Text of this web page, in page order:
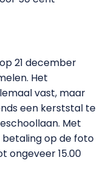
21 december
Het
vast, maar
een kerststal te
Met
op de foto
ongeveer 15.00